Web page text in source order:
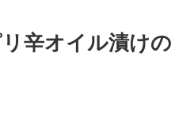
辛オイル漬け